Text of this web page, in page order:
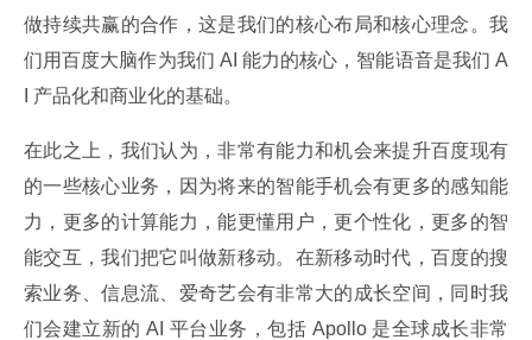
做持续共赢的合作，这是我们的核心布局和核心理念。我
们用百度大脑作为我们 AI 能力的核心，智能语音是我们 A
I 产品化和商业化的基础。
在此之上，我们认为，非常有能力和机会来提升百度现有
的一些核心业务，因为将来的智能手机会有更多的感知能
力，更多的计算能力，能更懂用户，更个性化，更多的智
能交互，我们把它叫做新移动。在新移动时代，百度的搜
索业务、信息流、爱奇艺会有非常大的成长空间，同时我
们会建立新的 AI 平台业务，包括 Apollo 是全球成长非常